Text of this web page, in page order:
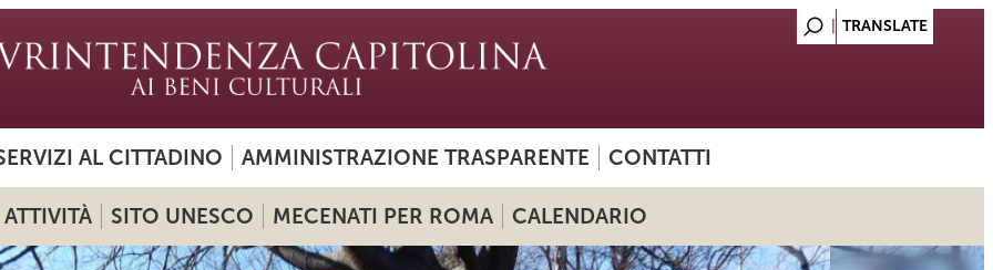
AL CITTADINO AMMINISTRAZIONE TRASPARENTE CONTATTI
ATTIVITÀ SITO UNESCO MECENATI PER ROMA CALENDARIO